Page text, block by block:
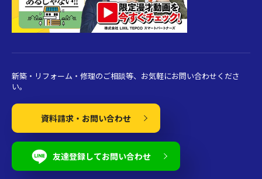
新築・リフォーム・修理のご相談等、お気軽にお問い合わせくださ
い。
資料請求・お問い合わせ
友達登録してお問い合わせ